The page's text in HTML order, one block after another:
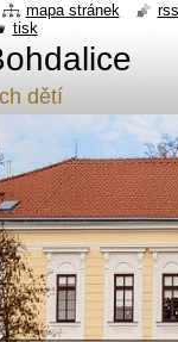
dětí
mapa stránek
rss
tisk